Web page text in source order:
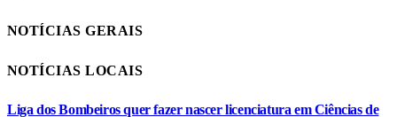
NOTÍCIAS GERAIS
NOTÍCIAS LOCAIS
Liga dos Bombeiros quer fazer nascer licenciatura em Ciências de